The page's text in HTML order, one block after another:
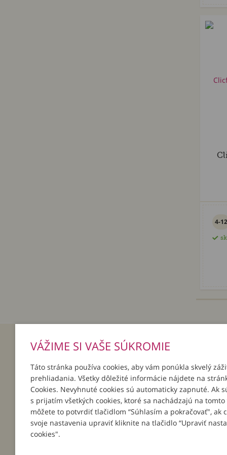
4-12
INFORMÁCIE
O nás
Platba a doručenie
Darčeky k objednávkam
Podpor svoju školu
Všeobecné obchodné podmienky
Reklamačné podmienky
Kontakt
Prihlásenie
Registrácia
Zabudnuté
VÁŽIME SI VAŠE SÚKROMIE
Táto stránka používa cookies, aby vám ponúkla skvelý
prehliadania. Všetky dôležité informácie nájdete na
Cookies. Nevyhnuté cookies sú automaticky zapnuté. Ak
s prijatím všetkých cookies, ktoré sa nachádzajú na tomto
môžete to potvrdiť tlačidlom “Súhlasím a pokračovať", ak
svoje nastavenia upraviť kliknite na tlačidlo “Upraviť
cookies".